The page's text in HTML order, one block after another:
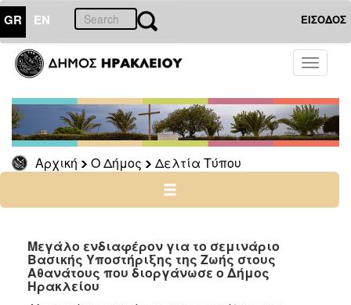
GR EN ΕΙΣΟΔΟΣ
Toggle
Αρχική Ο Δήμος Δελτία Τύπου
ΔΗΜΟΣ
Δελτία
Τύπου
Αρχείο
ΠΟΛΙΤΙΣΜΟΣ
Μεγάλο ενδιαφέρον για το σεμινάριο
Βασικής Υποστήριξης της Ζωής στους
Αθανάτους που διοργάνωσε ο Δήμος
Ηρακλείου